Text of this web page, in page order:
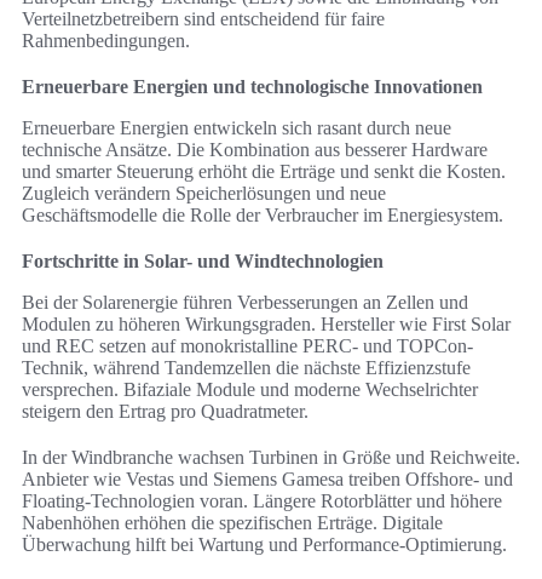
Verteilnetzbetreibern sind entscheidend für faire
Rahmenbedingungen.
Erneuerbare Energien und technologische Innovationen
Erneuerbare Energien entwickeln sich rasant durch neue
technische Ansätze. Die Kombination aus besserer Hardware
und smarter Steuerung erhöht die Erträge und senkt die Kosten.
Zugleich verändern Speicherlösungen und neue
Geschäftsmodelle die Rolle der Verbraucher im Energiesystem.
Fortschritte in Solar- und Windtechnologien
Bei der Solarenergie führen Verbesserungen an Zellen und
Modulen zu höheren Wirkungsgraden. Hersteller wie First Solar
und REC setzen auf monokristalline PERC- und TOPCon-
Technik, während Tandemzellen die nächste Effizienzstufe
versprechen. Bifaziale Module und moderne Wechselrichter
steigern den Ertrag pro Quadratmeter.
In der Windbranche wachsen Turbinen in Größe und Reichweite.
Anbieter wie Vestas und Siemens Gamesa treiben Offshore- und
Floating-Technologien voran. Längere Rotorblätter und höhere
Nabenhöhen erhöhen die spezifischen Erträge. Digitale
Überwachung hilft bei Wartung und Performance-Optimierung.